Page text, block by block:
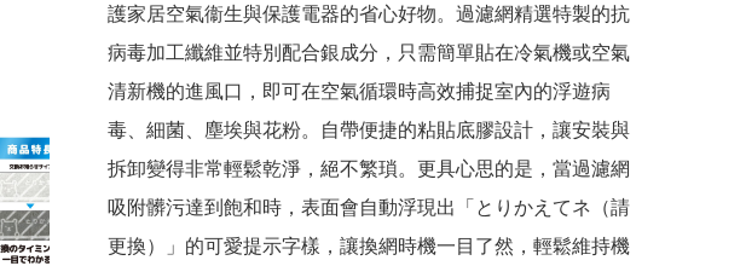
護家居空氣衞生與保護電器的省心好物。過濾網精選特製的抗
病毒加工纖維並特別配合銀成分，只需簡單貼在冷氣機或空氣
清新機的進風口，即可在空氣循環時高效捕捉室內的浮遊病
毒、細菌、塵埃與花粉。自帶便捷的粘貼底膠設計，讓安裝與
拆卸變得非常輕鬆乾淨，絕不繁瑣。更具心思的是，當過濾網
吸附髒污達到飽和時，表面會自動浮現出「とりかえてネ（請
更換）」的可愛提示字樣，讓換網時機一目了然，輕鬆維持機